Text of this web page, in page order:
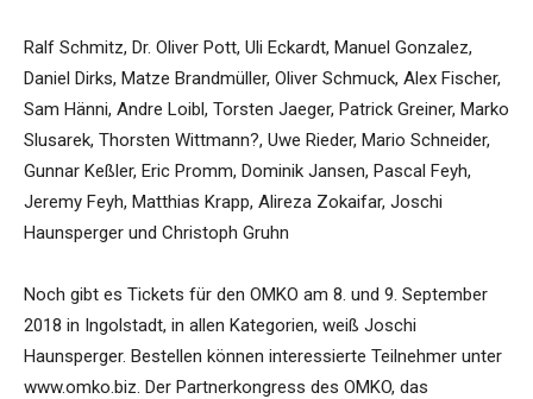
Ralf Schmitz, Dr. Oliver Pott, Uli Eckardt, Manuel Gonzalez,
Daniel Dirks, Matze Brandmüller, Oliver Schmuck, Alex Fischer,
Sam Hänni, Andre Loibl, Torsten Jaeger, Patrick Greiner, Marko
Slusarek, Thorsten Wittmann?, Uwe Rieder, Mario Schneider,
Gunnar Keßler, Eric Promm, Dominik Jansen, Pascal Feyh,
Jeremy Feyh, Matthias Krapp, Alireza Zokaifar, Joschi
Haunsperger und Christoph Gruhn
Noch gibt es Tickets für den OMKO am 8. und 9. September
2018 in Ingolstadt, in allen Kategorien, weiß Joschi
Haunsperger. Bestellen können interessierte Teilnehmer unter
www.omko.biz. Der Partnerkongress des OMKO, das